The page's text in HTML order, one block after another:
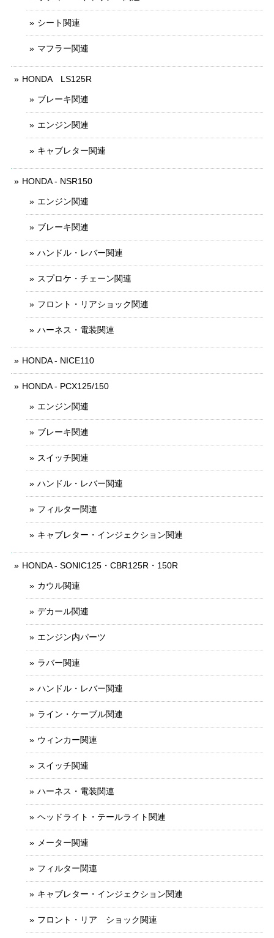
シート関連
マフラー関連
HONDA LS125R
ブレーキ関連
エンジン関連
キャブレター関連
HONDA - NSR150
エンジン関連
ブレーキ関連
ハンドル・レバー関連
スプロケ・チェーン関連
フロント・リアショック関連
ハーネス・電装関連
HONDA - NICE110
HONDA - PCX125/150
エンジン関連
ブレーキ関連
スイッチ関連
ハンドル・レバー関連
フィルター関連
キャブレター・インジェクション関連
HONDA - SONIC125・CBR125R・150R
カウル関連
デカール関連
エンジン内パーツ
ラバー関連
ハンドル・レバー関連
ライン・ケーブル関連
ウィンカー関連
スイッチ関連
ハーネス・電装関連
ヘッドライト・テールライト関連
メーター関連
フィルター関連
キャブレター・インジェクション関連
フロント・リア ショック関連